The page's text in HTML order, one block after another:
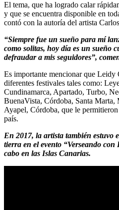
El tema, que ha logrado calar
y que se encuentra disponible en
contó con la autoría del artista
“Siempre fue un sueño para mí
como solitas, hoy día es un sueño
defraudar a mis seguidores”,
Es importante mencionar que Leidy
diferentes festivales tales como:
Cundinamarca, Apartado, Turbo,
BuenaVista, Córdoba, Santa Marta,
Ayapel, Córdoba, que le
país.
En 2017, la artista también estuvo
tierra en el evento “Verseando
cabo en las Islas Canarias.